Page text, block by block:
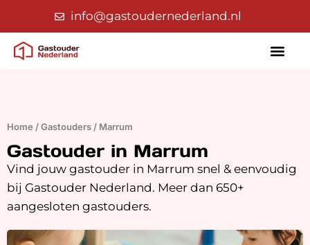
info@gastoudernederland.nl
Home /Gastouders / Marrum
Gastouder in Marrum
Vind jouw gastouder in Marrum snel & eenvoudig
bij Gastouder Nederland. Meer dan 650+
aangesloten gastouders.